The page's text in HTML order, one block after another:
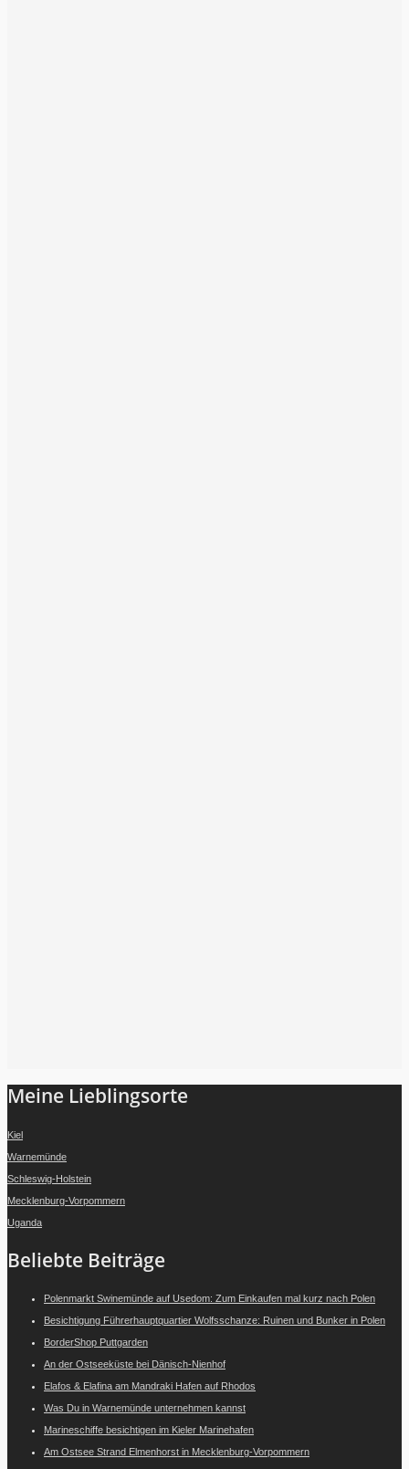
Meine Lieblingsorte
Kiel
Warnemünde
Schleswig-Holstein
Mecklenburg-Vorpommern
Uganda
Beliebte Beiträge
Polenmarkt Swinemünde auf Usedom: Zum Einkaufen mal kurz nach Polen
Besichtigung Führerhauptquartier Wolfsschanze: Ruinen und Bunker in Polen
BorderShop Puttgarden
An der Ostseeküste bei Dänisch-Nienhof
Elafos & Elafina am Mandraki Hafen auf Rhodos
Was Du in Warnemünde unternehmen kannst
Marineschiffe besichtigen im Kieler Marinehafen
Am Ostsee Strand Elmenhorst in Mecklenburg-Vorpommern